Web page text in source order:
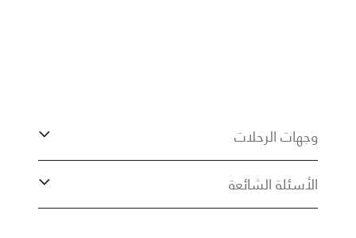
وجهات الرحلات
الأسئلة الشائعة